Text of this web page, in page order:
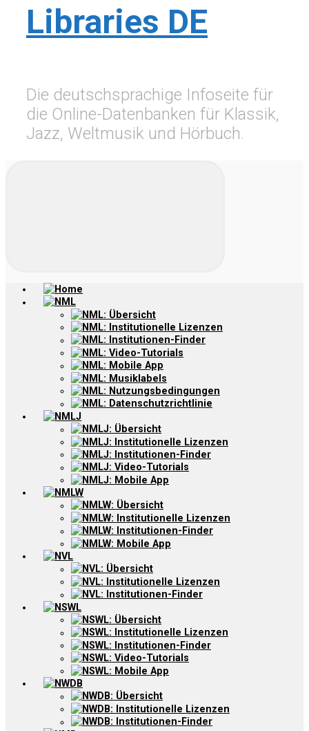
Libraries DE
Die deutschsprachige Infoseite für
die Online-Datenbanken für Klassik,
Jazz, Weltmusik und Hörbuch.
Home
NML
NML: Übersicht
NML: Institutionelle Lizenzen
NML: Institutionen-Finder
NML: Video-Tutorials
NML: Mobile App
NML: Musiklabels
NML: Nutzungsbedingungen
NML: Datenschutzrichtlinie
NMLJ
NMLJ: Übersicht
NMLJ: Institutionelle Lizenzen
NMLJ: Institutionen-Finder
NMLJ: Video-Tutorials
NMLJ: Mobile App
NMLW
NMLW: Übersicht
NMLW: Institutionelle Lizenzen
NMLW: Institutionen-Finder
NMLW: Mobile App
NVL
NVL: Übersicht
NVL: Institutionelle Lizenzen
NVL: Institutionen-Finder
NSWL
NSWL: Übersicht
NSWL: Institutionelle Lizenzen
NSWL: Institutionen-Finder
NSWL: Video-Tutorials
NSWL: Mobile App
NWDB
NWDB: Übersicht
NWDB: Institutionelle Lizenzen
NWDB: Institutionen-Finder